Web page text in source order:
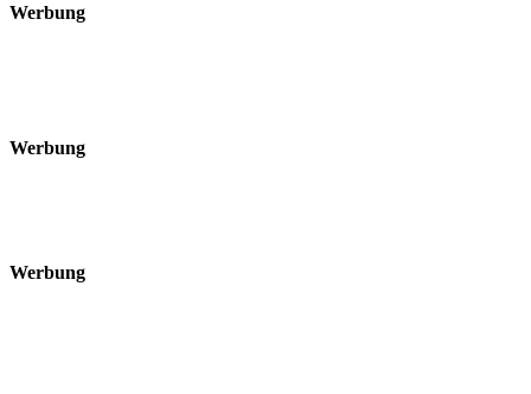
Werbung
Werbung
Werbung